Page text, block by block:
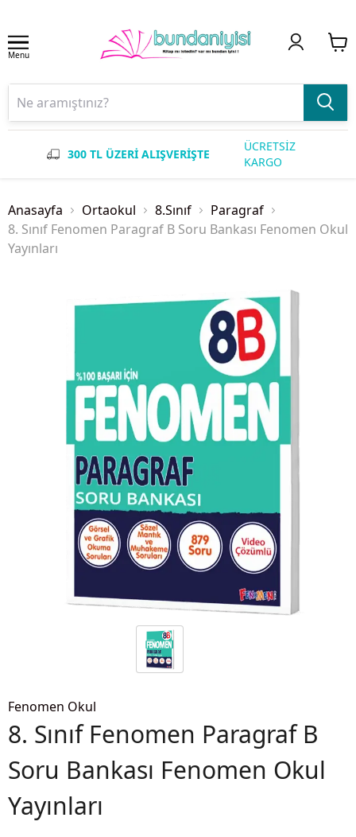
Menu
300 TL ÜZERİ ALIŞVERİŞTE
ÜCRETSİZ
KARGO
Anasayfa Ortaokul 8.Sınıf
Paragraf
8. Sınıf Fenomen Paragraf B Soru Bankası Fenomen Okul
Yayınları
Fenomen Okul
8. Sınıf Fenomen Paragraf B
Soru Bankası Fenomen Okul
Yayınları